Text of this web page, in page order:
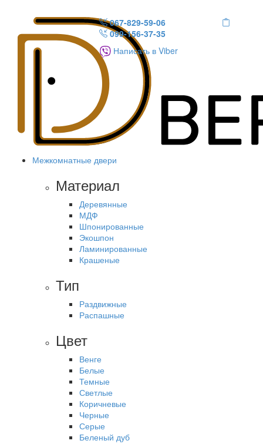
067-829-59-06
099-156-37-35
Написать в Viber
Межкомнатные двери
Материал
Деревянные
МДФ
Шпонированные
Экошпон
Ламинированные
Крашеные
Тип
Раздвижные
Распашные
Цвет
Венге
Белые
Темные
Светлые
Коричневые
Черные
Серые
Беленый дуб